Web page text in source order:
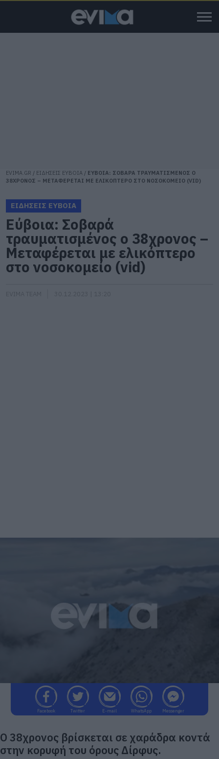
EVIMA.GR / ΕΙΔΗΣΕΙΣ ΕΥΒΟΙΑ / ΕΥΒΟΙΑ: ΣΟΒΑΡΑ ΤΡΑΥΜΑΤΙΣΜΕΝΟΣ Ο
38ΧΡΟΝΟΣ – ΜΕΤΑΦΕΡΕΤΑΙ ΜΕ ΕΛΙΚΟΠΤΕΡΟ ΣΤΟ ΝΟΣΟΚΟΜΕΙΟ (VID)
ΕΙΔΗΣΕΙΣ ΕΥΒΟΙΑ
Εύβοια: Σοβαρά
τραυματισμένος ο 38χρονος –
Μεταφέρεται με ελικόπτερο
στο νοσοκομείο (vid)
Facebook Twitter E-mail WhatsApp Messenger
Ο 38χρονος βρίσκεται σε χαράδρα κοντά
στην κορυφή του όρους Δίρφυς.